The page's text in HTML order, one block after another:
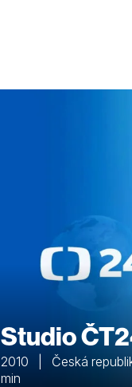
Studio
2010 | Česká
min